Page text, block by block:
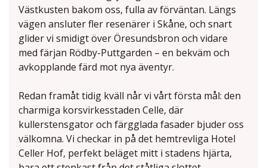
Västkusten bakom oss, fulla av förväntan. Längs
vägen ansluter fler resenärer i Skåne, och snart
glider vi smidigt över Öresundsbron och vidare
med färjan Rödby-Puttgarden – en bekväm och
avkopplande färd mot nya äventyr.
Redan framåt tidig kväll når vi vårt första mål: den
charmiga korsvirkesstaden Celle, där
kullerstensgator och färgglada fasader bjuder oss
välkomna. Vi checkar in på det hemtrevliga Hotel
Celler Hof, perfekt beläget mitt i stadens hjärta,